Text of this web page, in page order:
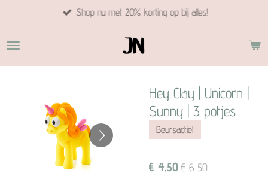
naar
hoofdinhoud
Shop nu met 20% korting op bij alles!
Hey Clay | Unicorn |
Sunny | 3 potjes
Beursactie!
€ 4,50 € 6,50